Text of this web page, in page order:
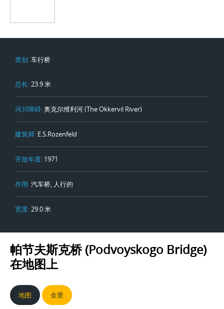
类别:车行桥
总长:23.9 米
河川障碍:奥克尔维利河 (The Okkervil River)
建筑师: E.S.Rozenfeld
开放年度: 1971
作用:汽车桥, 人行的
宽度:29.0 米
帕节夫斯克桥 (Podvoyskogo Bridge)
在地图上
地图 全景